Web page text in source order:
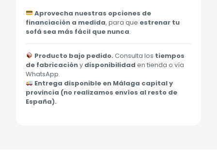
Aprovecha nuestras opciones de
financiación a medida, para que estrenar tu
sofá sea más fácil que nunca.
Producto bajo pedido. Consulta los tiempos
de fabricacióny disponibilidad en tienda o vía
WhatsApp.
Entrega disponible en Málaga capital y
provincia (no realizamos envíos al resto de
España).